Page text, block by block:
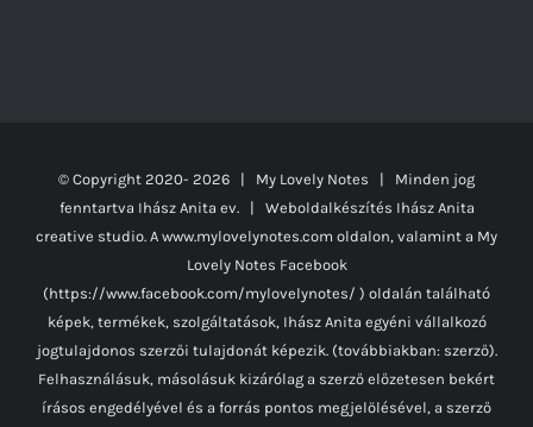
© Copyright 2020- 2026 | My Lovely Notes | Minden jog
fenntartva Ihász Anita ev. | Weboldalkészítés Ihász Anita
creative studio. A www.mylovelynotes.com oldalon, valamint a My
Lovely Notes Facebook
(https://www.facebook.com/mylovelynotes/ ) oldalán található
képek, termékek, szolgáltatások, Ihász Anita egyéni vállalkozó
jogtulajdonos szerzői tulajdonát képezik. (továbbiakban: szerző).
Felhasználásuk, másolásuk kizárólag a szerző előzetesen bekért
írásos engedélyével és a forrás pontos megjelölésével, a szerző